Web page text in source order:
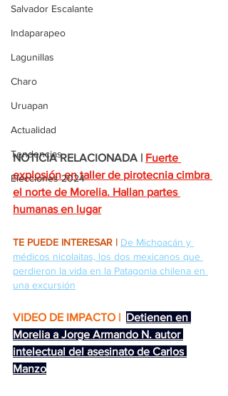
Salvador Escalante
Indaparapeo
Lagunillas
Charo
Uruapan
Actualidad
Tendencias
Elecciones 2024
NOTICIA RELACIONADA | Fuerte
explosión en taller de pirotecnia cimbra
el norte de Morelia. Hallan partes
humanas en lugar
TE PUEDE INTERESAR | De Michoacán y
médicos nicolaitas, los dos mexicanos que
perdieron la vida en la Patagonia chilena en
una excursión
VIDEO DE IMPACTO | Detienen en
Morelia a Jorge Armando N. autor
intelectual del asesinato de Carlos
Manzo